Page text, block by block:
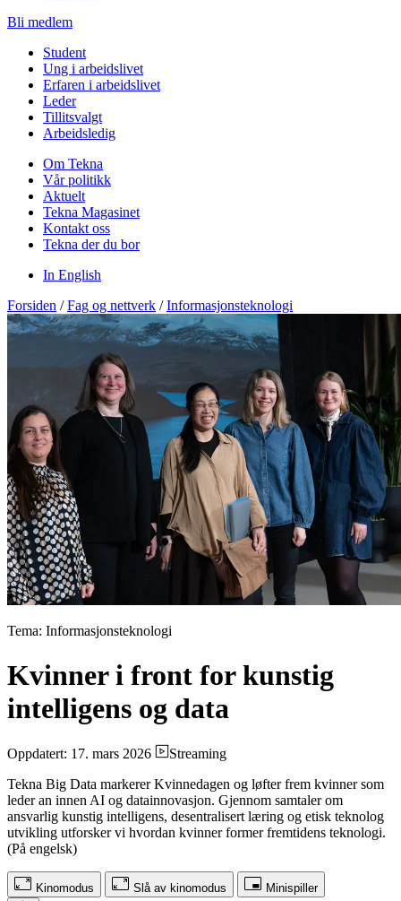
Bli medlem
Student
Ung i arbeidslivet
Erfaren i arbeidslivet
Leder
Tillitsvalgt
Arbeidsledig
Om Tekna
Vår politikk
Aktuelt
Tekna Magasinet
Kontakt oss
Tekna der du bor
In English
Forsiden / Fag og nettverk / Informasjonsteknologi
Tema: Informasjonsteknologi
Kvinner i front for kunstig
intelligens og data
Oppdatert: 17. mars 2026
Streaming
Tekna Big Data markerer Kvinnedagen og løfter frem kvinner som
leder an innen AI og datainnovasjon. Gjennom samtaler om
ansvarlig kunstig intelligens, desentralisert læring og etisk teknolog
utvikling utforsker vi hvordan kvinner former fremtidens teknologi.
(På engelsk)
Kinomodus Slå av kinomodus Minispiller